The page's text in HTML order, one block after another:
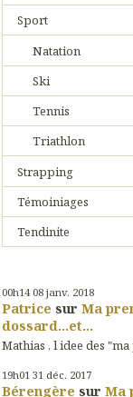
Sport
Natation
Ski
Tennis
Triathlon
Strapping
Témoiniages
Tendinite
00h14 08 janv. 2018
Patrice sur Ma
dossard...et...
Mathias , l idee des
19h01 31 déc. 2017
Bérengère sur Ma